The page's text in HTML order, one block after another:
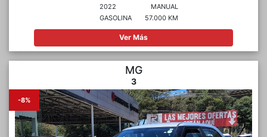
2022
GASOLINA
MANUAL
57.000 KM
Ver Más
MG
3
-8%